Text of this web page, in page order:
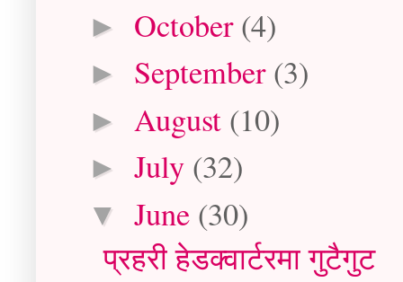
► October(4)
► September(3)
► August (10)
► July (32)
▼ June (30)
प्रहरी हेडक्वार्टरमा गुटैगुट